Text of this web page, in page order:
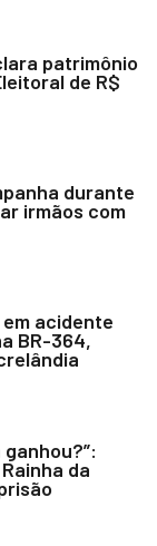
patrimônio
de R$
durante
irmãos com
acidente
BR-364,
da